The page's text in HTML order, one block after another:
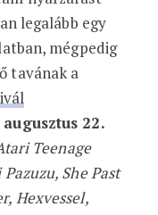
legalább egy
mégpedig
tavának a
22.
Teenage
She Past
Hexvessel,